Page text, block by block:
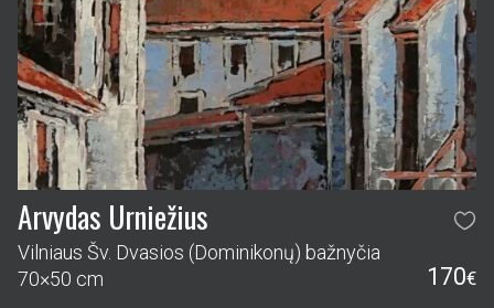
Arvydas Urniežius
Vilniaus Šv. Dvasios (Dominikonų) bažnyčia
70×50 cm
170€